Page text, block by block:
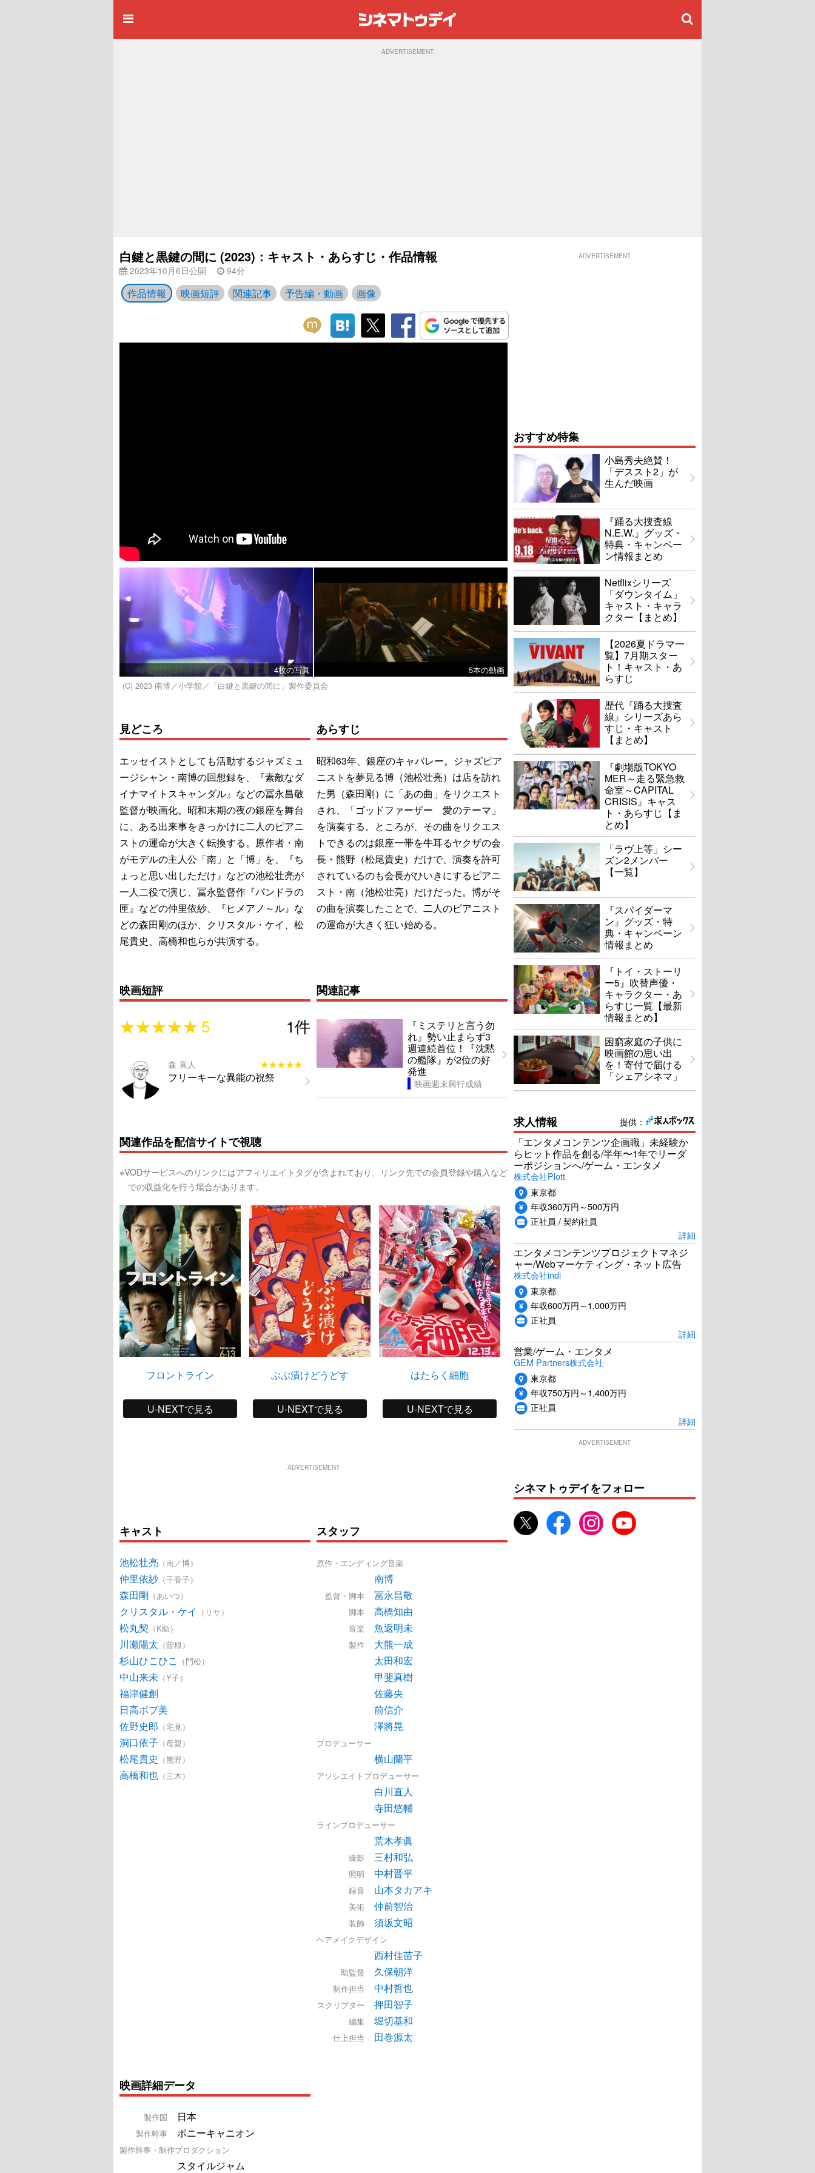
ADVERTISEMENT
白鍵と黒鍵の間に (2023)：キャスト・あらすじ・作品情報
2023年10月6日公開 94分
作品情報 映画短評 関連記事 予告編・動画 画像
4枚の写真
5本の動画
(C) 2023 南博／小学館／「白鍵と黒鍵の間に」製作委員会
見どころ
エッセイストとしても活動するジャズミュ
ージシャン・南博の回想録を、『素敵なダ
イナマイトスキャンダル』などの冨永昌敬
監督が映画化。昭和末期の夜の銀座を舞台
に、ある出来事をきっかけに二人のピアニ
ストの運命が大きく転換する。原作者・南
がモデルの主人公「南」と「博」を、『ち
ょっと思い出しただけ』などの池松壮亮が
一人二役で演じ、冨永監督作『パンドラの
匣』などの仲里依紗、『ヒメアノ～ル』な
どの森田剛のほか、クリスタル・ケイ、松
尾貴史、高橋和也らが共演する。
あらすじ
昭和63年、銀座のキャバレー。ジャズピア
ニストを夢見る博（池松壮亮）は店を訪れ
た男（森田剛）に「あの曲」をリクエスト
され、「ゴッドファーザー 愛のテーマ」
を演奏する。ところが、その曲をリクエス
トできるのは銀座一帯を牛耳るヤクザの会
長・熊野（松尾貴史）だけで、演奏を許可
されているのも会長がひいきにするピアニ
スト・南（池松壮亮）だけだった。博がそ
の曲を演奏したことで、二人のピアニスト
の運命が大きく狂い始める。
映画短評
★★★★★
★★★★★ 5 1件
森 直人 ★★★★★
★★★★★
フリーキーな異能の祝祭
関連記事
『ミステリと言う勿
れ』勢い止まらず3
週連続首位！『沈黙
の艦隊』が2位の好
発進
映画週末興行成績
関連作品を配信サイトで視聴
※VODサービスへのリンクにはアフィリエイトタグが含まれており、リンク先での会員登録や購入など
での収益化を行う場合があります。
フロントライン
U-NEXTで見る
ぶぶ漬けどうどす
U-NEXTで見る
はたらく細胞
U-NEXTで見る U-NEXTで見る
ADVERTISEMENT
キャスト
池松壮亮 （南／博）
仲里依紗 （千香子）
森田剛 （あいつ）
クリスタル・ケイ （リサ）
松丸契 （K助）
川瀬陽太 （曽根）
杉山ひこひこ （門松）
中山来未 （Y子）
福津健創
日高ボブ美
佐野史郎 （宅見）
洞口依子 （母親）
松尾貴史 （熊野）
高橋和也 （三木）
スタッフ
原作・エンディング音楽
南博
監督・脚本 冨永昌敬
脚本 高橋知由
音楽 魚返明未
製作
大熊一成
太田和宏
甲斐真樹
佐藤央
前信介
澤將晃
プロデューサー
横山蘭平
アソシエイトプロデューサー
白川直人
寺田悠輔
ラインプロデューサー
荒木孝眞
撮影 三村和弘
照明 中村晋平
録音 山本タカアキ
美術 仲前智治
装飾 須坂文昭
ヘアメイクデザイン
西村佳苗子
助監督 久保朝洋
制作担当 中村哲也
スクリプター 押田智子
編集 堀切基和
仕上担当 田巻源太
映画詳細データ
製作国 日本
製作幹事 ポニーキャニオン
製作幹事・制作プロダクション
スタイルジャム
ADVERTISEMENT
おすすめ特集
小島秀夫絶賛！
「デススト2」が
生んだ映画
『踊る大捜査線
N.E.W.』グッズ・
特典・キャンペー
ン情報まとめ
Netflixシリーズ
「ダウンタイム」
キャスト・キャラ
クター【まとめ】
【2026夏ドラマ一
覧】7月期スター
ト！キャスト・あ
らすじ
歴代『踊る大捜査
線』シリーズあら
すじ・キャスト
【まとめ】
『劇場版TOKYO
MER～走る緊急救
命室～CAPITAL
CRISIS』キャス
ト・あらすじ【ま
とめ】
「ラヴ上等」シー
ズン2メンバー
【一覧】
『スパイダーマ
ン』グッズ・特
典・キャンペーン
情報まとめ
『トイ・ストーリ
ー5』吹替声優・
キャラクター・あ
らすじ一覧【最新
情報まとめ】
困窮家庭の子供に
映画館の思い出
を！寄付で届ける
「シェアシネマ」
提供：
求人情報
「エンタメコンテンツ企画職」未経験か
らヒット作品を創る/半年〜1年でリーダ
ーポジションへ/ゲーム・エンタメ
株式会社Plott
東京都
年収360万円～500万円
正社員 / 契約社員
詳細
エンタメコンテンツプロジェクトマネジ
ャー/Webマーケティング・ネット広告
株式会社indi
東京都
年収600万円～1,000万円
正社員
詳細
営業/ゲーム・エンタメ
GEM Partners株式会社
東京都
年収750万円～1,400万円
正社員
詳細
ADVERTISEMENT
シネマトゥデイをフォロー